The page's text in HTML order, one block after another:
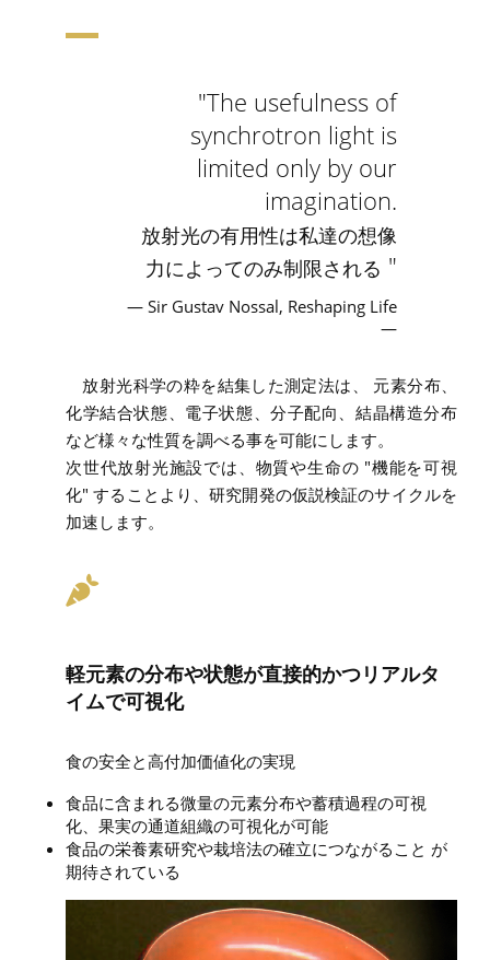
The usefulness of
synchrotron light is
limited only by our
imagination.
放射光の有用性は私達の想像
力によってのみ制限される
— Sir Gustav Nossal, Reshaping Life
—
放射光科学の粋を結集した測定法は、 元素分布、
化学結合状態、電子状態、分子配向、結晶構造分布
など様々な性質を調べる事を可能にします。
次世代放射光施設では、物質や生命の "機能を可視
化" することより、研究開発の仮説検証のサイクルを
加速します。
軽元素の分布や状態が直接的かつリアルタ
イムで可視化
食の安全と高付加価値化の実現
食品に含まれる微量の元素分布や蓄積過程の可視
化、果実の通道組織の可視化が可能
食品の栄養素研究や栽培法の確立につながること が
期待されている